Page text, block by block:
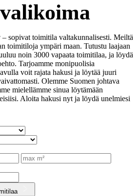
sopivat toimitila valtakunnalisesti. Meiltä
toimitiloja ympäri maan. Tutustu laajaan
noin 3000 vapaata toimitilaa, ja löydä
Tarjoamme monipuolisia
voit rajata hakusi ja löytää juuri
Olemme Suomen johtava
mielellämme sinua löytämään
Aloita hakusi nyt ja löydä unelmiesi